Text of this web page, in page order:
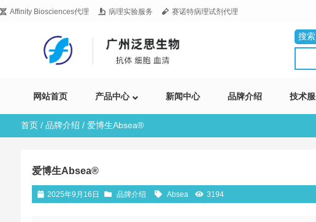
Affinity Biosciences代理 病理实验服务 赛诺特病理试剂代理
搜
网站首页 产品中心 新闻中心 品牌介绍 技术
首页/ 品牌介绍 / 爱博生Absea®
爱博生Absea®
2025年9月16日 品牌介绍 Absea 3194